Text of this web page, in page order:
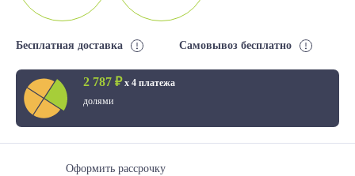
Бесплатная доставка Самовывоз бесплатно
2 787 ₽х 4 платежа
долями
Оформить рассрочку